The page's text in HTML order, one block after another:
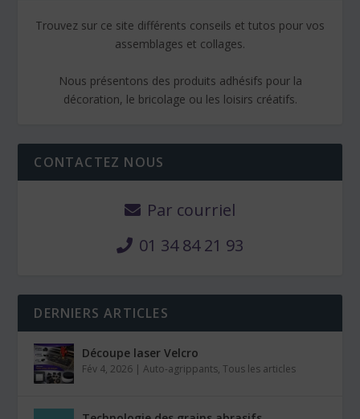
Trouvez sur ce site différents conseils et tutos pour vos
assemblages et collages.
Nous présentons des produits adhésifs pour la
décoration, le bricolage ou les loisirs créatifs.
CONTACTEZ NOUS
Par courriel
01 34 84 21 93
DERNIERS ARTICLES
Découpe laser Velcro
Fév 4, 2026 |Auto-agrippants,Tous les articles